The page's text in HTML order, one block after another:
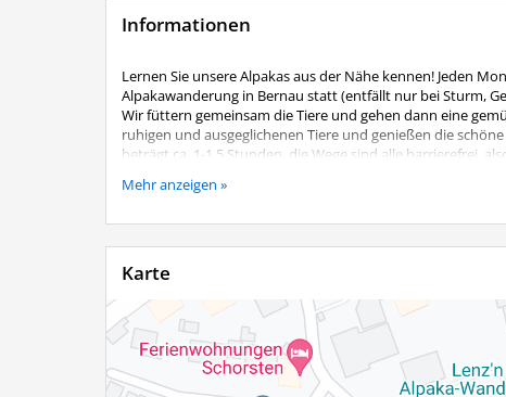
Informationen
Lernen Sie unsere Alpakas aus der Nähe kennen! Jeden
Alpakawanderung in Bernau statt (entfällt nur bei Sturm,
Wir füttern gemeinsam die Tiere und gehen dann eine
ruhigen und ausgeglichenen Tiere und genießen die
beträgt ca. 1-1,5 Stunden, die Wege sind alle barrierefrei,
Kosten:
Begleitpersonen ohne eigenes Alpaka 5,00 €
Kinder bis 12 Jahre nur in Begleitung eines Erwachsenen,
Eine Anmeldung ist unbedingt telefonisch erforderlich:
Lenz´n Hof
Familie Hogger
Baumannstr. 9 a
83233 Bernau am Chiemsee
Tel.: 0160-941 899 03
Mehr anzeigen »
Karte